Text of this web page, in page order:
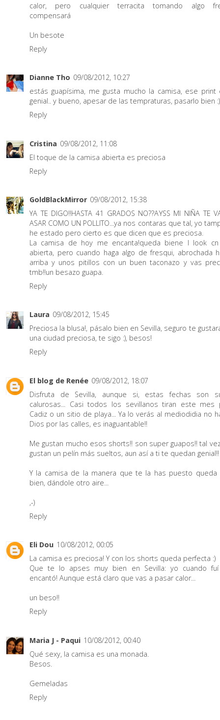
calor, pero cualquier terracita tomando algo
compensará
Un besote
Reply
Dianne Tho 09/08/2012, 10:27
estás guapísima, me gusta mucho la camisa, ese print
genial.. y bueno, apesar de las tempraturas, pasarlo bien :)
Reply
Cristina 09/08/2012, 11:08
El toque de la camisa abierta es preciosa
Reply
GoldBlackMirror 09/08/2012, 15:38
YA TE DIGO!!HASTA 41 GRADOS NO??AYSS MI NIÑA TE
ASAR COMO UN POLLITO...ya nos contaras que tal, yo
he estado pero cierto es que dicen que es preciosa.
La camisa de hoy me encanta!queda biene l look
abierta, pero cuando haga algo de fresqui, abrochada
arriba y unos pitillos con un buen taconazo y vas
tmb!!un besazo guapa.
Reply
Laura 09/08/2012, 15:45
Preciosa la blusa!, pásalo bien en Sevilla, seguro te
una ciudad preciosa, te sigo :), besos!
Reply
El blog de Renée 09/08/2012, 18:07
Disfruta de Sevilla, aunque si, estas fechas son
calurosas... Casi todos los sevillanos tiran este mes
Cadiz o un sitio de playa... Ya lo verás al mediodidia no
Dios por las calles, es inaguantable!!
Me gustan mucho esos shorts!! son super guapos!! tal
gustan un pelín más sueltos, aun así a ti te quedan genial!!
Y la camisa de la manera que te la has puesto queda
bien, dándole otro aire...
,-)
Reply
Eli Dou 10/08/2012, 00:05
La camisa es preciosa! Y con los shorts queda perfecta :)
Que te lo apses muy bien en Sevilla: yo cuando
encantó! Aunque está claro que vas a pasar calor...
un beso!!
Reply
Maria J - Paqui 10/08/2012, 00:40
Qué sexy, la camisa es una monada.
Besos.
Gemeladas
Reply